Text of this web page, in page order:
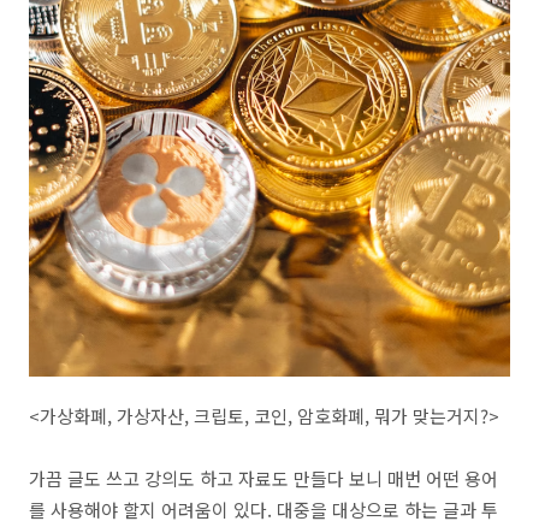
<가상화폐, 가상자산, 크립토, 코인, 암호화폐, 뭐가 맞는거지?>
가끔 글도 쓰고 강의도 하고 자료도 만들다 보니 매번 어떤 용어
를 사용해야 할지 어려움이 있다. 대중을 대상으로 하는 글과 투